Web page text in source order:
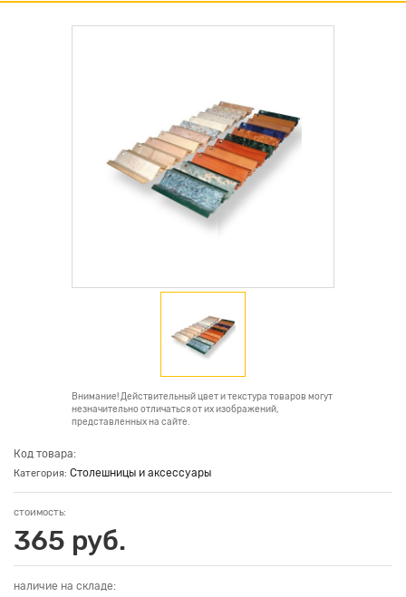
Внимание! Действительный цвет и текстура товаров могут
незначительно отличаться от их изображений,
представленных на сайте.
Код товара:
Категория: Столешницы и аксессуары
стоимость:
365 руб.
наличие на складе: